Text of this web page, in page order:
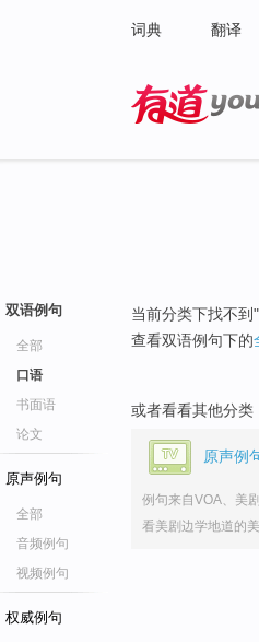
词典 翻译
双语例句
全部
口语
书面语
论文
原声例句
全部
音频例句
视频例句
权威例句
当前分类下找不到"
查看双语例句下的
或者看看其他分类
原声例
例句来自VOA、美
看美剧边学地道的美